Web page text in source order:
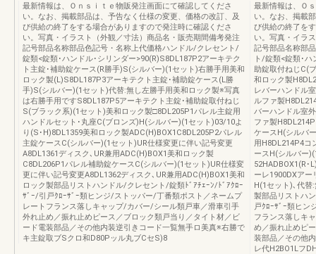
最新情報は、Ｏｎｓｉｔｅ物販発注画面にて確認してくださ
い。なお、掲載部品は、予告なく仕様の変更、価格の改訂、及
び供給の終了をする場合がありますので発注時に確認くださ
い。写真・イラスト（外観／寸法）商品名・販売期間備考発注
記号部品名称部品色記号・名称上代価格ハンドル/クレセント/
錠類<錠類･ハンドル･シリンダー>90(R)S8DL187P2アーキテク
ト主錠･補助錠ケース(R勝手)S(シルバー)(1セット)右勝手用美和
ロック製(L)S8DL187P3アーキテクト主錠･補助錠ケース(L勝
手)S(シルバー)(1セット)代替:無し左勝手用美和ロック製※写真
は右勝手用ですS8DL187P5アーキテクト主錠･補助錠取付ねじ
S(ブラック系)(1セット)美和ロック製□8DL205P1パレル主錠用
ハンドルセット･丸座C(ブロンズ)H(シルバー)(1セット)03/10よ
り(S･H)8DL1359美和ロック製ADC(H)BOX1C8DL205P2パレル
主錠ケースC(シルバー)(1セット)UR仕様変更に伴い記号変更
A8DL1361ディスク､UR兼用ADC(H)BOX1美和ロック製
C8DL206P1パレル補助錠ケースC(シルバー)(1セット)UR仕様変
更に伴い記号変更A8DL1362ディスク､UR兼用ADC(H)BOX1美和
ロック製部品リストハンドル/クレセント/錠類ﾄﾞｱﾁｪｰﾝ/ﾄﾞｱｸﾛｰ
ｻﾞｰ/引戸ｸﾛｰｻﾞｰ類ヒンジ/ストッパー/丁番類ポスト／ネームプ
レートフランス落しキャップ/カバー/シール類戸車／滑車引手
外れ止め／振れ止めピース／ブロック類戸当り／タイト材／ビ
ード電装部品／その他内装逆引きコード一覧無手ロ美真※右勝で
キ主錠取ブSクロ和D80Pッル丸ブCセS)8
最新情報は、Ｏ
い。なお、掲載
び供給の終了を
い。写真・イラ
記号部品名称部
ト/錠類<錠類･
助錠取付ねじC(
和ロック製
レバーハンドル
ルファ製
バーハンドル室
ファ製
ケースH(シルバ
用H8DL214P4コ
ースH(シルバー
52HADBOX1(R･
ーレ1900DXアー
H(1セット)､代替
製部品リストハ
戸ｸﾛｰｻﾞｰ類ヒン
フランス落しキ
め／振れ止めピ
装部品／その他
レ代H2BO1Lフ